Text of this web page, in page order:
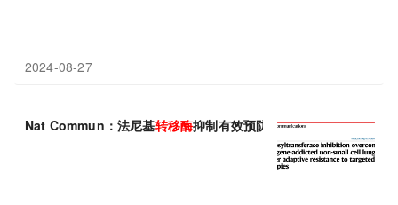
2024-08-27
Nat Commun：法尼基转移酶抑制有效预防肿瘤复发并最终延长